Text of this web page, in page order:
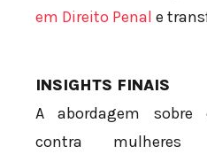
em Direito Penal e
INSIGHTS FINAIS
A abordagem sobre
contra mulheres